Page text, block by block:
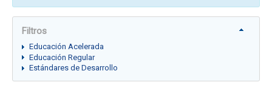
Filtros
Educación Acelerada
Educación Regular
Estándares de Desarrollo